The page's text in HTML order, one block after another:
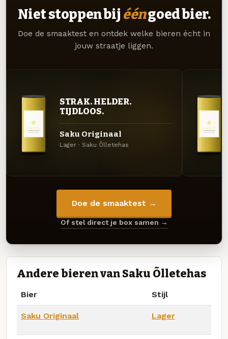
Niet stoppen bij ééngoed bier.
Doe de smaaktest en ontdek welke bieren écht in
jouw straatje liggen.
STRAK. HELDER.
TIJDLOOS.
Saku Originaal
Lager · Saku Õlletehas
Doe de smaaktest →
Of stel direct je box samen →
Andere bieren van Saku Õlletehas
Bier Stijl
Saku Originaal Lager